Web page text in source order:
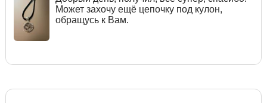
Может захочу ещё цепочку под кулон,
обращусь к Вам.